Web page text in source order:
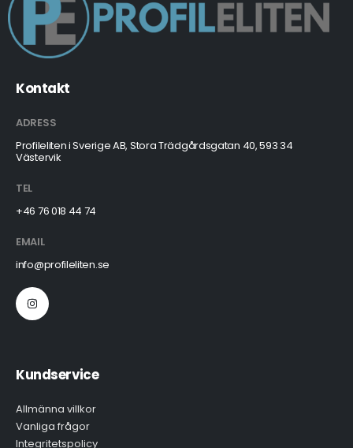
Kontakt
ADRESS
Profileliten i Sverige AB, Stora Trädgårdsgatan 40, 593 34
Västervik
TEL
+46 76 018 44 74
EMAIL
info@profileliten.se
Kundservice
Allmänna villkor
Vanliga frågor
Integritetspolicy